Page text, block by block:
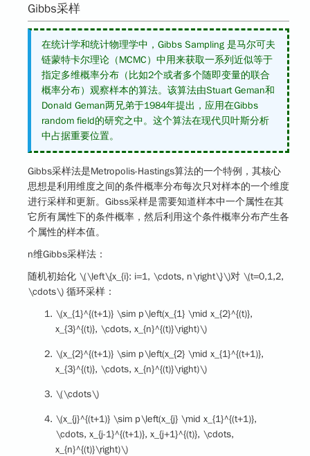
Gibbs采样
在统计学和统计物理学中，Gibbs Sampling 是马尔可夫
链蒙特卡尔理论（MCMC）中用来获取一系列近似等于
指定多维概率分布（比如2个或者多个随即变量的联合
概率分布）观察样本的算法。该算法由Stuart Geman和
Donald Geman两兄弟于1984年提出，应用在Gibbs
random field的研究之中。这个算法在现代贝叶斯分析
中占据重要位置。
Gibbs采样法是Metropolis-Hastings算法的一个特例，其核心
思想是利用维度之间的条件概率分布每次只对样本的一个维度
进行采样和更新。Gibss采样是需要知道样本中一个属性在其
它所有属性下的条件概率，然后利用这个条件概率分布产生各
个属性的样本值。
n维Gibbs采样法 ：
随机初始化 \(\left\{x_{i}: i=1, \cdots, n\right\}\)对 \(t=0,1,2,
\cdots\) 循环采样：
\(x_{1}^{(t+1)} \sim p\left(x_{1} \mid x_{2}^{(t)},
x_{3}^{(t)}, \cdots, x_{n}^{(t)}\right)\)
\(x_{2}^{(t+1)} \sim p\left(x_{2} \mid x_{1}^{(t+1)},
x_{3}^{(t)}, \cdots, x_{n}^{(t)}\right)\)
\(\cdots\)
\(x_{j}^{(t+1)} \sim p\left(x_{j} \mid x_{1}^{(t+1)},
\cdots, x_{j-1}^{(t+1)}, x_{j+1}^{(t)}, \cdots,
x_{n}^{(t)}\right)\)